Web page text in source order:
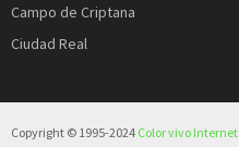
Campo de Criptana
Ciudad Real
Copyright © 1995-2024 Color vivo Internet